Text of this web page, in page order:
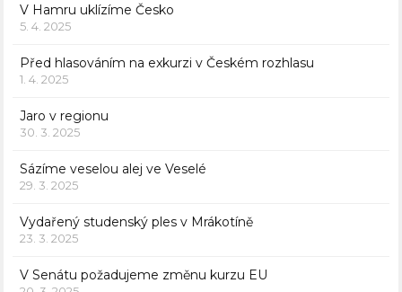
V Hamru uklízíme Česko
5. 4. 2025
Před hlasováním na exkurzi v Českém rozhlasu
1. 4. 2025
Jaro v regionu
30. 3. 2025
Sázíme veselou alej ve Veselé
29. 3. 2025
Vydařený studenský ples v Mrákotíně
23. 3. 2025
V Senátu požadujeme změnu kurzu EU